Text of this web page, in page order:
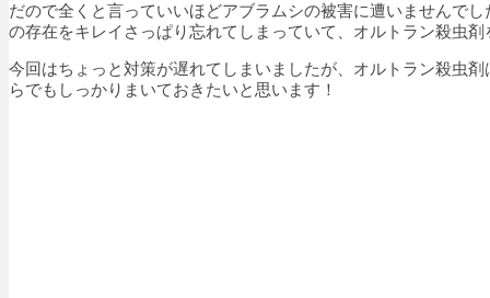
だので全くと言っていいほどアブラムシの被害に遭いませんで
の存在をキレイさっぱり忘れてしまっていて、オルトラン殺虫
今回はちょっと対策が遅れてしまいましたが、オルトラン殺虫
らでもしっかりまいておきたいと思います！